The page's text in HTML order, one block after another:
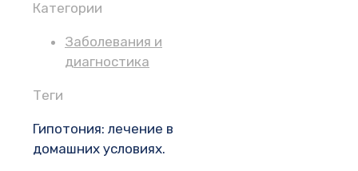
Категории
Заболевания и
диагностика
Теги
Гипотония: лечение в
домашних условиях.